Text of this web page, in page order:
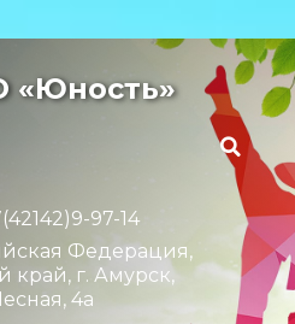
«Юность»
97-14
Федерация,
край, г. Амурск,
4а